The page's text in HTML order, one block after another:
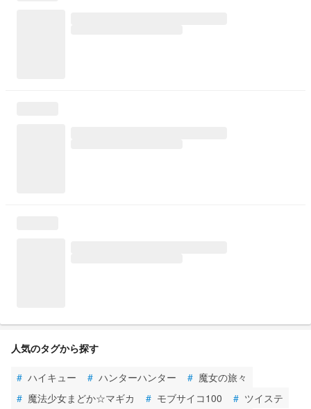
人気のタグから探す
# ハイキュー # ハンターハンター # 魔女の旅々
# 魔法少女まどか☆マギカ # モブサイコ100 # ツイステ